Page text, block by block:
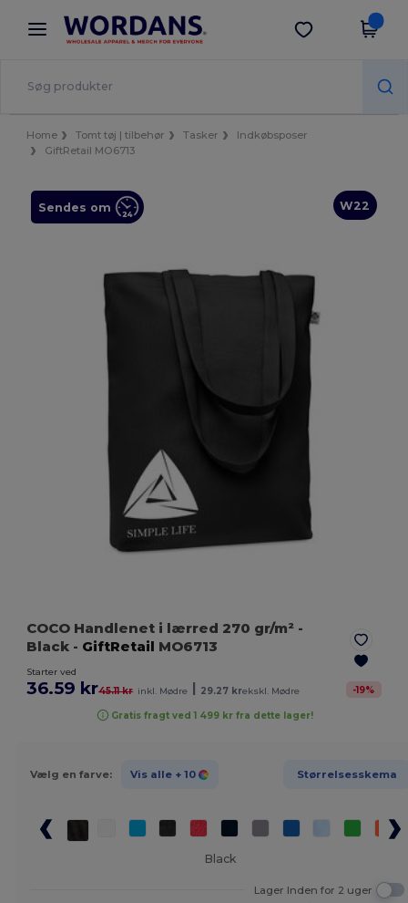
× Wordans-app
Bedre priser i appen!
Hent app
Home Tomt tøj | tilbehør Tasker
Indkøbsposer
GiftRetail MO6713
W22
Sendes om
COCO Handlenet i lærred 270 gr/m² -
Black - GiftRetail MO6713
Starter ved
36.59 kr45.11 kr inkl. Mødre 29.27 krekskl. Mødre -19%
Gratis fragt ved 1 499 kr fra dette lager!
Vælg en farve: Vis alle + 10 Størrelsesskema
Black
Lager Inden for 2 uger